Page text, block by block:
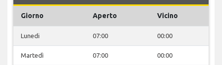
Giorno Aperto Vicino
Lunedi 07:00 00:00
Martedì 07:00 00:00